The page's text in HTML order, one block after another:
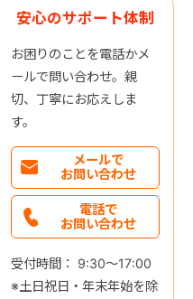
安心のサポート体制
お困りのことを電話かメ
ールで問い合わせ。親
切、丁寧にお応えしま
す。
メールで
お問い合わせ
電話で
お問い合わせ
受付時間： 9:30～17:00
※土日祝日・年末年始を除